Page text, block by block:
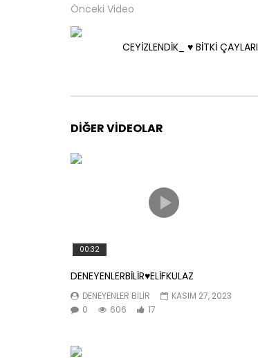
Önceki Video
CEYİZLENDİK_ ♥️ BİTKİ ÇAYLARI
DIĞER VIDEOLAR
00:32
DENEYENLERBİLİR♥️ELİFKULAZ
DENEYENLER BILIR
KASIM 27, 2023
0
606 17